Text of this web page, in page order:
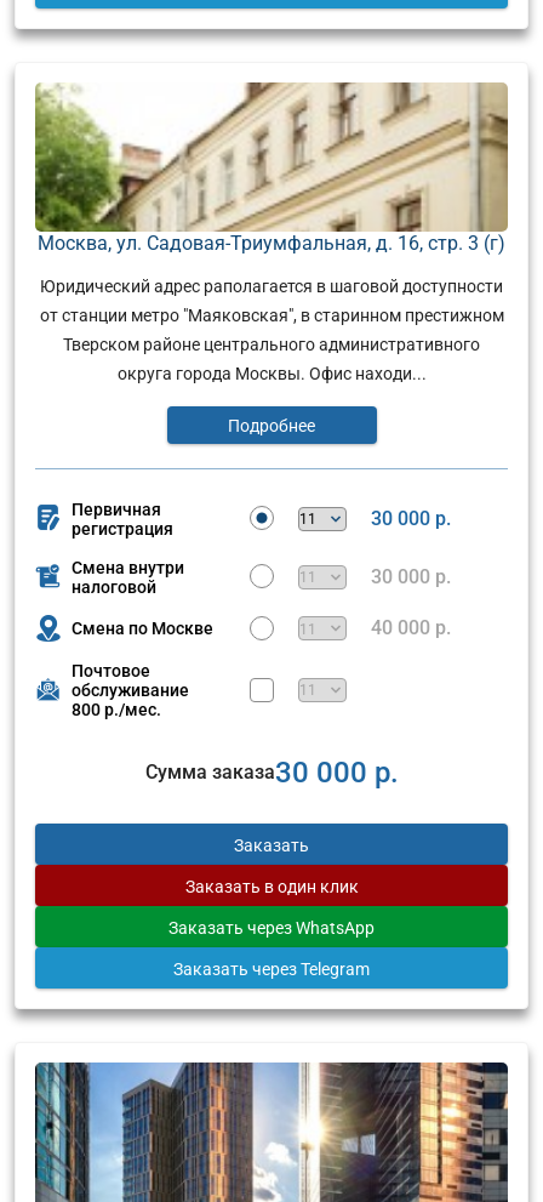
Москва, ул. Садовая-Триумфальная, д. 16, стр. 3 (г)
Юридический адрес раполагается в шаговой доступности
от станции метро "Маяковская", в старинном престижном
Тверском районе центрального административного
округа города Москвы. Офис находи...
Подробнее
Первичная
регистрация
30 000 р.
Смена внутри
налоговой
30 000 р.
Смена по Москве 40 000 р.
Почтовое
обслуживание
800 р./мес.
Сумма заказа30 000 р.
Заказать
Заказать в один клик
Заказать через WhatsApp
Заказать через Telegram